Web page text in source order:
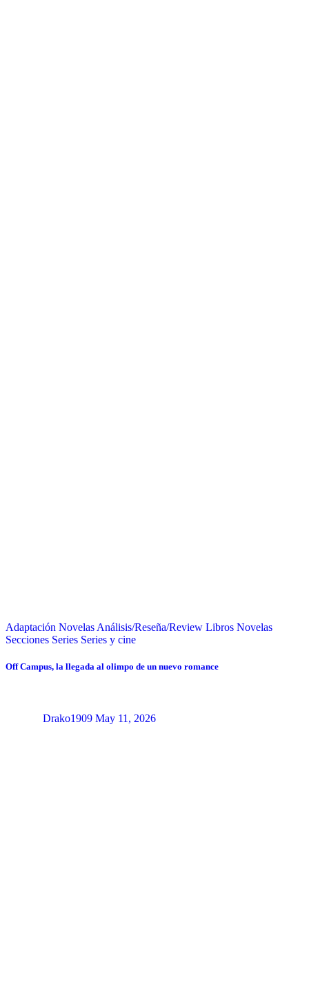
Adaptación Novelas Análisis/Reseña/Review Libros Novelas
Secciones Series Series y cine
Off Campus, la llegada al olimpo de un nuevo romance
Drako1909 May 11, 2026